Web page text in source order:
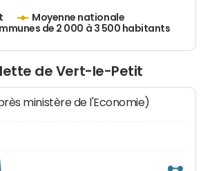
Moyenne nationale
de 2 000 à 3 500 habitants
de Vert-le-Petit
ministère de l'Economie)